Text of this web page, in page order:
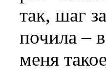
так, шаг
почила –
меня